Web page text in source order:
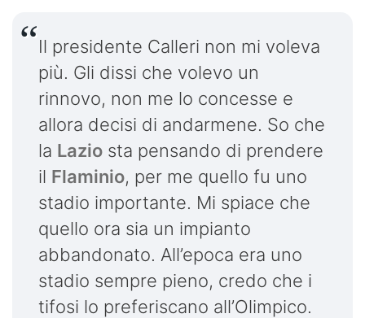
Il presidente Calleri non mi voleva
più. Gli dissi che volevo un
rinnovo, non me lo concesse e
allora decisi di andarmene. So che
la Lazio sta pensando di prendere
il Flaminio, per me quello fu uno
stadio importante. Mi spiace che
quello ora sia un impianto
abbandonato. All’epoca era uno
stadio sempre pieno, credo che i
tifosi lo preferiscano all’Olimpico.